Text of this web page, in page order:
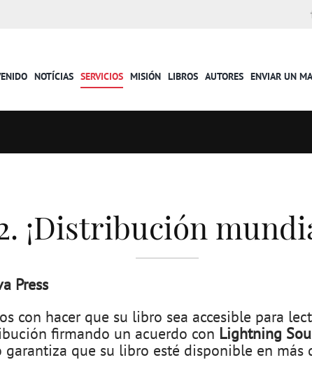
NOTÍCIAS SERVICIOS MISIÓN LIBROS AUTORES ENVIAR UN
¡Distribución
Press
con hacer que su libro sea accesible para
firmando un acuerdo con Lightning
garantiza que su libro esté disponible en más